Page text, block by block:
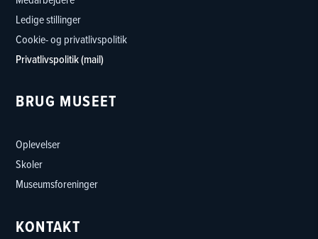
Ledige stillinger
Cookie- og privatlivspolitik
Privatlivspolitik (mail)
BRUG MUSEET
Oplevelser
Skoler
Museumsforeninger
KONTAKT